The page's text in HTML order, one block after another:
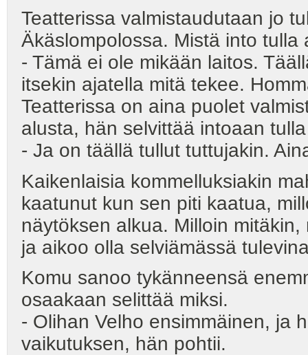
Teatterissa valmistaudutaan jo
Äkäslompolossa. Mistä into
- Tämä ei ole mikään laitos.
itsekin ajatella mitä tekee.
Teatterissa on aina puolet
alusta, hän selvittää intoaan
- Ja on täällä tullut tuttujakin.
Kaikenlaisia kommelluksiakin
kaatunut kun sen piti kaatua,
näytöksen alkua. Milloin
ja aikoo olla selviämässä
Komu sanoo tykänneensä
osaakaan selittää miksi.
- Olihan Velho ensimmäinen, ja
vaikutuksen, hän pohtii.